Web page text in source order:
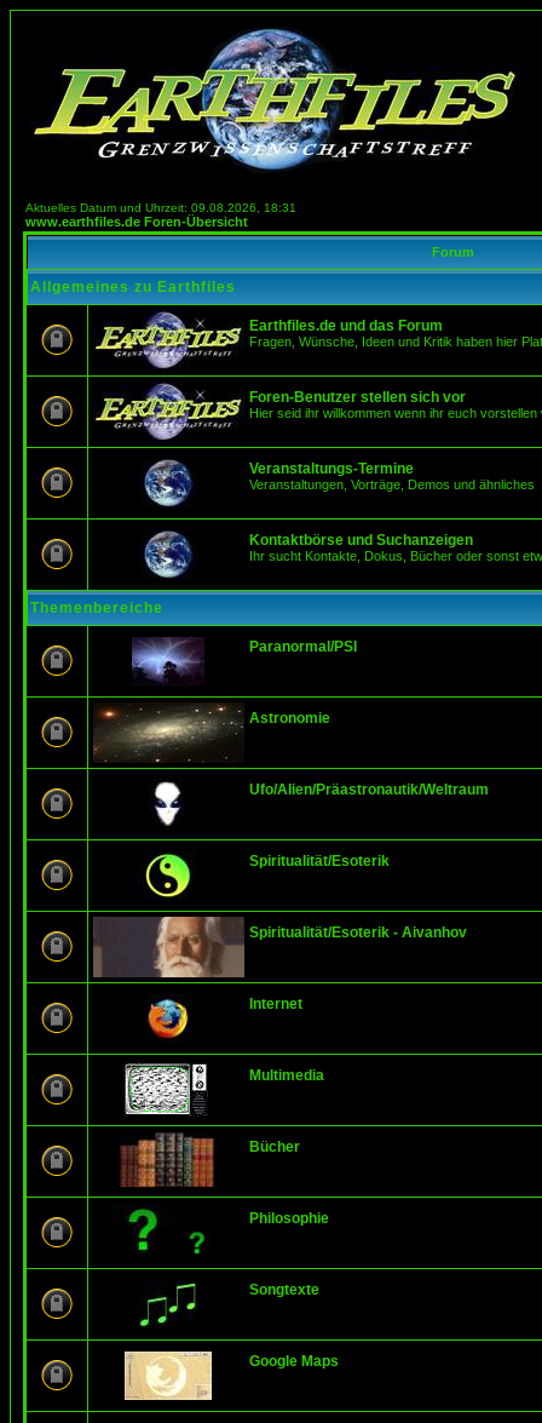
Aktuelles Datum und Uhrzeit: 09.08.2026, 18:31
www.earthfiles.de Foren-Übersicht
Forum
Allgemeines zu Earthfiles
Earthfiles.de und das Forum
Fragen, Wünsche, Ideen und Kritik haben hier
Foren-Benutzer stellen sich vor
Hier seid ihr willkommen wenn ihr euch vorstellen
Veranstaltungs-Termine
Veranstaltungen, Vorträge, Demos und ähnliches
Kontaktbörse und Suchanzeigen
Ihr sucht Kontakte, Dokus, Bücher oder sonst
Themenbereiche
Paranormal/PSI
Astronomie
Ufo/Alien/Präastronautik/Weltraum
Spiritualität/Esoterik
Spiritualität/Esoterik - Aivanhov
Internet
Multimedia
Bücher
Philosophie
Songtexte
Google Maps